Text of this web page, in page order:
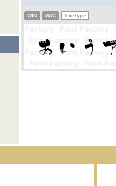
WIN MAC TrueType